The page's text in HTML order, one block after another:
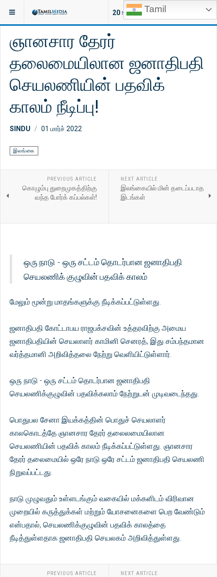
Tamil
20 NEW ARTICLES
இருக்குமிடம்: செய்திகள்
ஞானசார தேரர்
தலைமையிலான ஜனாதிபதி
செயலணியின் பதவிக்
காலம் நீடிப்பு!
SINDU 01 மார்ச் 2022
இலங்கை
PREVIOUS ARTICLE
கொழும்பு துறைமுகத்திற்கு
வந்த போர்க் கப்பல்கள்!
NEXT ARTICLE
இலங்கையில் மின் தடைப்படாத
இடங்கள்
ஒரு நாடு - ஒரு சட்டம் தொடர்பான ஜனாதிபதி
செயலணிக் குழுவின் பதவிக் காலம்
மேலும் மூன்று மாதங்களுக்கு நீடிக்கப்பட்டுள்ளது.
ஜனாதிபதி கோட்டாபய ராஜபக்சவின் உத்தரவிற்கு அமைய
ஜனாதிபதியின் செயலாளர் காமினி செனரத், இது சம்பந்தமான
வர்த்தமானி அறிவித்தலை நேற்று வெளியிட்டுள்ளார்.
ஒரு நாடு - ஒரு சட்டம் தொடர்பான ஜனாதிபதி
செயலணிக்குழுவின் பதவிக்கலாம் நேற்றுடன் முடிவடைந்தது.
பொதுபல சேனா இயக்கத்தின் பொதுச் செயலாளர்
காலகொடத்தே ஞானசார தேரர் தலைலமையிலான
செயலணியின் பதவிக் காலம் நீடிக்கப்பட்டுள்ளது. ஞானசார
தேரர் தலைமையில் ஒரே நாடு ஒரே சட்டம் ஜனாதிபதி செயலணி
நிறுவப்பட்டது.
நாடு முழுவதும் உள்ளடங்கும் வகையில் மக்களிடம் விரிவான
முறையில் கருத்துக்கள் மற்றும் யோசனைகளை பெற வேண்டும்
என்பதால், செயலணிக்குழுவின் பதவிக் காலத்தை
நீடித்துள்ளதாக ஜனாதிபதி செயலகம் அறிவித்துள்ளது.
PREVIOUS ARTICLE NEXT ARTICLE